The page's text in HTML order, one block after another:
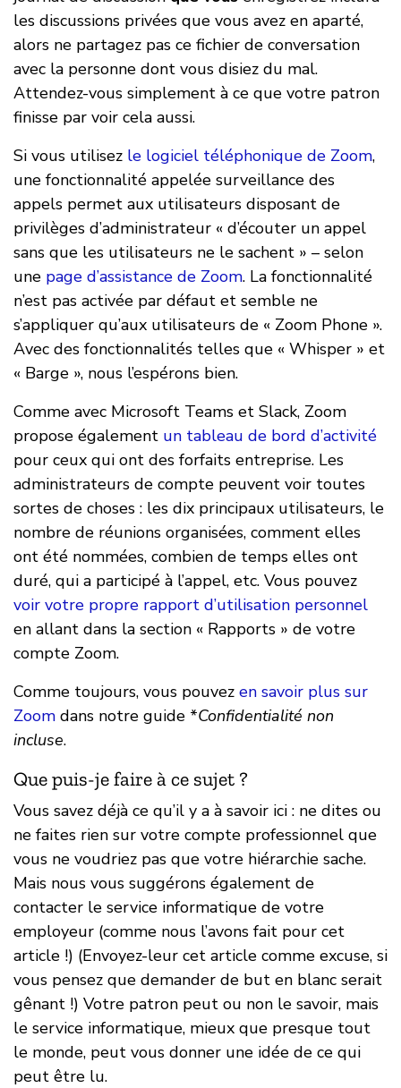
les discussions privées que vous avez en aparté,
alors ne partagez pas ce fichier de conversation
avec la personne dont vous disiez du mal.
Attendez-vous simplement à ce que votre patron
finisse par voir cela aussi.
Si vous utilisez le logiciel téléphonique de Zoom,
une fonctionnalité appelée surveillance des
appels permet aux utilisateurs disposant de
privilèges d’administrateur « d’écouter un appel
sans que les utilisateurs ne le sachent » – selon
une page d’assistance de Zoom. La fonctionnalité
n’est pas activée par défaut et semble ne
s’appliquer qu’aux utilisateurs de « Zoom Phone ».
Avec des fonctionnalités telles que « Whisper » et
« Barge », nous l’espérons bien.
Comme avec Microsoft Teams et Slack, Zoom
propose également un tableau de bord d’activité
pour ceux qui ont des forfaits entreprise. Les
administrateurs de compte peuvent voir toutes
sortes de choses : les dix principaux utilisateurs, le
nombre de réunions organisées, comment elles
ont été nommées, combien de temps elles ont
duré, qui a participé à l’appel, etc. Vous pouvez
voir votre propre rapport d’utilisation personnel
en allant dans la section « Rapports » de votre
compte Zoom.
Comme toujours, vous pouvez en savoir plus sur
Zoom dans notre guide *Confidentialité non
incluse.
Que puis-je faire à ce sujet ?
Vous savez déjà ce qu’il y a à savoir ici : ne dites ou
ne faites rien sur votre compte professionnel que
vous ne voudriez pas que votre hiérarchie sache.
Mais nous vous suggérons également de
contacter le service informatique de votre
employeur (comme nous l’avons fait pour cet
article !) (Envoyez-leur cet article comme excuse, si
vous pensez que demander de but en blanc serait
gênant !) Votre patron peut ou non le savoir, mais
le service informatique, mieux que presque tout
le monde, peut vous donner une idée de ce qui
peut être lu.